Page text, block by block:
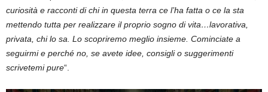
curiosità e racconti di chi in questa terra ce l’ha fatta o ce la sta
mettendo tutta per realizzare il proprio sogno di vita…lavorativa,
privata, chi lo sa. Lo scopriremo meglio insieme. Cominciate a
seguirmi e perché no, se avete idee, consigli o suggerimenti
scrivetemi pure“.